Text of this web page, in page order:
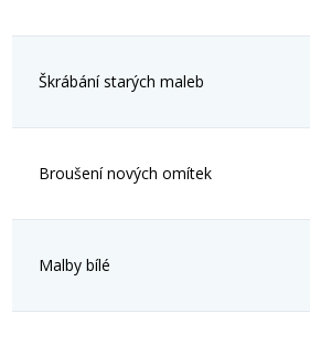
Škrábání starých maleb
Broušení nových omítek
Malby bílé